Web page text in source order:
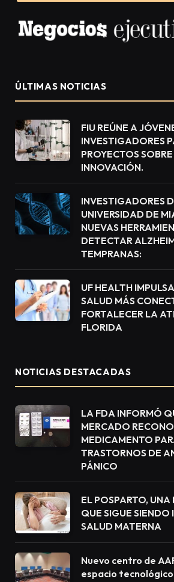
ÚLTIMAS NOTICIAS
FIU REÚNE A
INVESTIGADORES
PROYECTOS
INNOVACIÓN.
INVESTIGADORES
UNIVERSIDAD DE
NUEVAS
DETECTAR
TEMPRANAS:
UF HEALTH
SALUD MÁS
FORTALECER LA
FLORIDA
NOTICIAS DESTACADAS
LA FDA INFORMÓ
MERCADO
MEDICAMENTO
TRASTORNOS DE
PÁNICO
EL POSPARTO,
QUE SIGUE SIENDO
SALUD MATERNA
Nuevo centro de
espacio